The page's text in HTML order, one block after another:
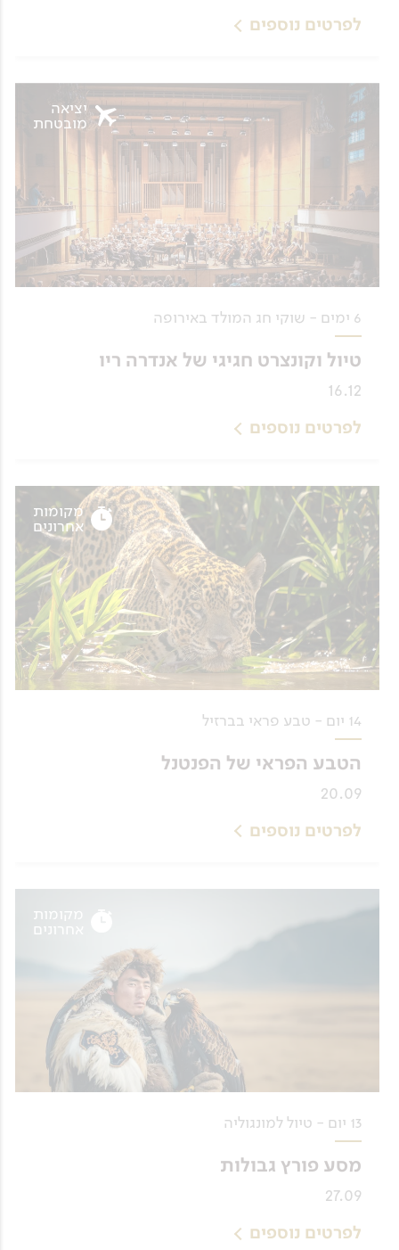
לפרטים נוספים
6 ימים - שוקי חג המולד באירופה
טיול וקונצרט חגיגי של אנדרה ריו
16.12
לפרטים נוספים
יציאה
מובטחת
14 יום - טבע פראי בברזיל
הטבע הפראי של הפנטנל
20.09
לפרטים נוספים
מקומות
אחרונים
13 יום - טיול למונגוליה
מסע פורץ גבולות
27.09
לפרטים נוספים
מקומות
אחרונים